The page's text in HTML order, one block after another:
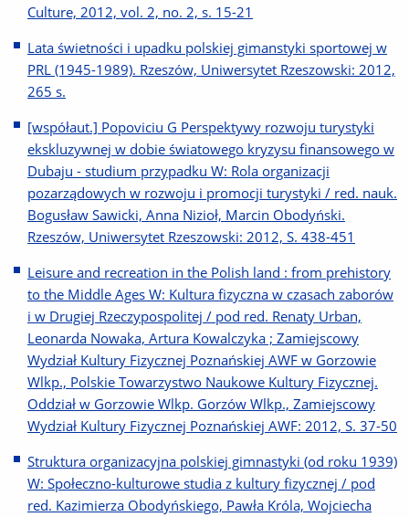
Culture, 2012, vol. 2, no. 2, s. 15-21
Lata świetności i upadku polskiej gimanstyki sportowej w
PRL (1945-1989). Rzeszów, Uniwersytet Rzeszowski: 2012,
265 s.
[współaut.] Popoviciu G Perspektywy rozwoju turystyki
ekskluzywnej w dobie światowego kryzysu finansowego w
Dubaju - studium przypadku W: Rola organizacji
pozarządowych w rozwoju i promocji turystyki / red. nauk.
Bogusław Sawicki, Anna Nizioł, Marcin Obodyński.
Rzeszów, Uniwersytet Rzeszowski: 2012, S. 438-451
Leisure and recreation in the Polish land : from prehistory
to the Middle Ages W: Kultura fizyczna w czasach zaborów
i w Drugiej Rzeczypospolitej / pod red. Renaty Urban,
Leonarda Nowaka, Artura Kowalczyka ; Zamiejscowy
Wydział Kultury Fizycznej Poznańskiej AWF w Gorzowie
Wlkp., Polskie Towarzystwo Naukowe Kultury Fizycznej.
Oddział w Gorzowie Wlkp. Gorzów Wlkp., Zamiejscowy
Wydział Kultury Fizycznej Poznańskiej AWF: 2012, S. 37-50
Struktura organizacyjna polskiej gimnastyki (od roku 1939)
W: Społeczno-kulturowe studia z kultury fizycznej / pod
red. Kazimierza Obodyńskiego, Pawła Króla, Wojciecha